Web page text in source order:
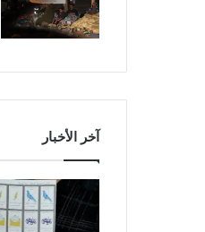
آخر الأخبار